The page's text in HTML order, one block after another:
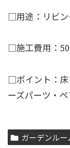
□用途：リビ
□施工費用：
□ポイント：床
ーズパーツ・
ガーデンルー